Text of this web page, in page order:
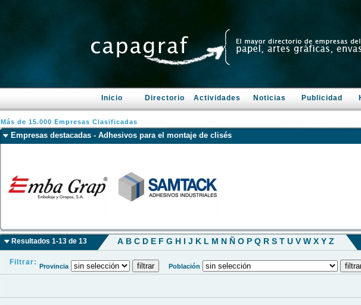
Inicio Directorio Actividades Noticias Publicidad
Más de 15.000 Empresas Clasificadas
Empresas destacadas - Adhesivos para el montaje de clisés
Resultados 1-13 de 13 A B C D E F G H I J K L M N Ñ O P Q R S T U V W X Y Z
Filtrar: Provincia Población